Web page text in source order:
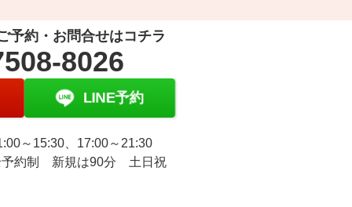
予約・お問合せはコチラ
8026
LINE予約
～15:30、17:00～21:30
約制 新規は90分 土日祝